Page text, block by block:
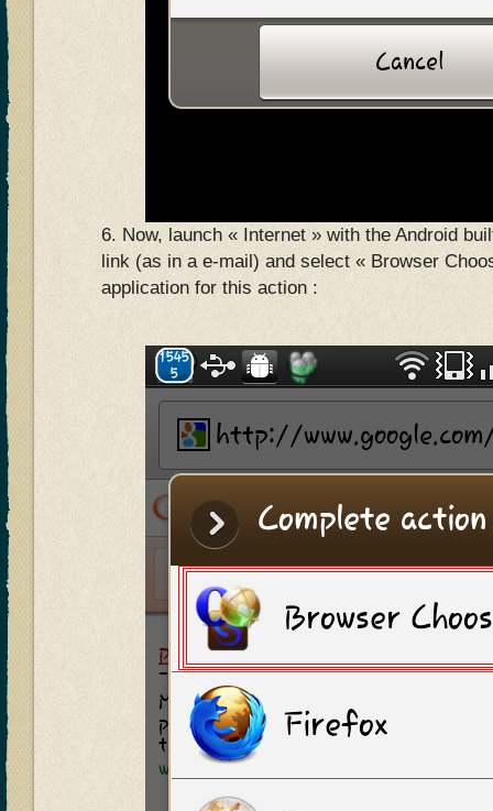
6. Now, launch « Internet » with the Android
link (as in a e-mail) and select « Browser
application for this action :